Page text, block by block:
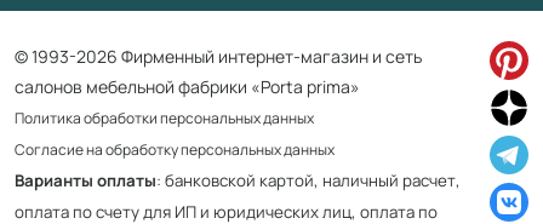
© 1993-2026 Фирменный интернет-магазин и сеть
салонов мебельной фабрики «Porta prima»
Политика обработки персональных данных
Согласие на обработку персональных данных
Варианты оплаты: банковской картой, наличный расчет,
оплата по счету для ИП и юридических лиц, оплата по